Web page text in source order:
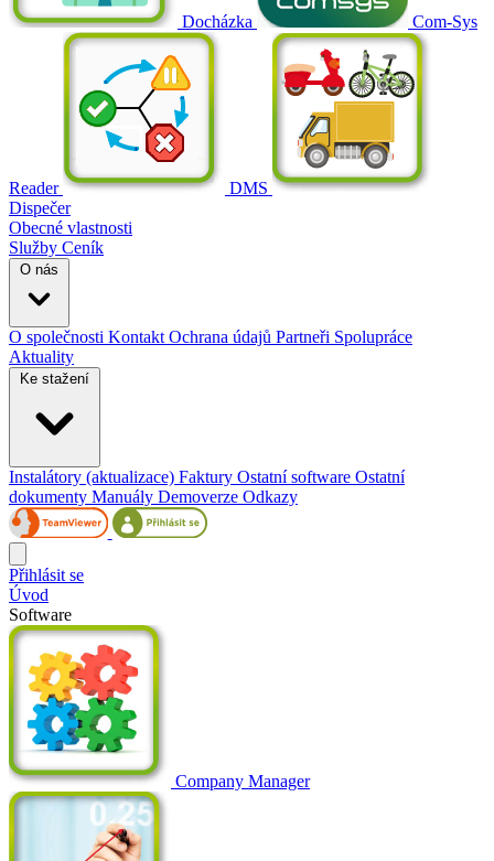
Docházka Com-Sys
Reader
DMS
Dispečer
Obecné vlastnosti
Služby Ceník
O nás
O společnosti Kontakt Ochrana údajů Partneři Spolupráce
Aktuality
Ke stažení
Instalátory (aktualizace) Faktury Ostatní software Ostatní
dokumenty Manuály Demoverze Odkazy
Přihlásit se
Úvod
Software
Company Manager